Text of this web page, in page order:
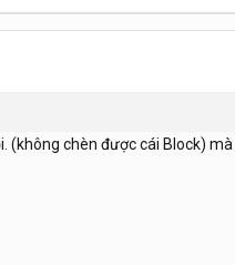
chèn được cái Block)